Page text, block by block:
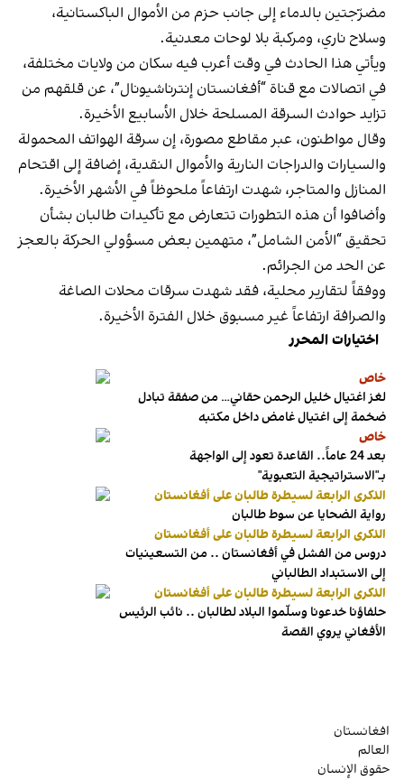
مضرّجتين بالدماء إلى جانب حزم من الأموال الباكستانية،
وسلاح ناري، ومركبة بلا لوحات معدنية.
ويأتي هذا الحادث في وقت أعرب فيه سكان من ولايات مختلفة،
في اتصالات مع قناة “أفغانستان إنترناشيونال”، عن قلقهم من
تزايد حوادث السرقة المسلحة خلال الأسابيع الأخيرة.
وقال مواطنون، عبر مقاطع مصورة، إن سرقة الهواتف المحمولة
والسيارات والدراجات النارية والأموال النقدية، إضافة إلى اقتحام
المنازل والمتاجر، شهدت ارتفاعاً ملحوظاً في الأشهر الأخيرة.
وأضافوا أن هذه التطورات تتعارض مع تأكيدات طالبان بشأن
تحقيق “الأمن الشامل”، متهمين بعض مسؤولي الحركة بالعجز
عن الحد من الجرائم.
ووفقاً لتقارير محلية، فقد شهدت سرقات محلات الصاغة
والصرافة ارتفاعاً غير مسبوق خلال الفترة الأخيرة.
اختيارات المحرر
خاص
لغز اغتيال خليل الرحمن حقاني… من صفقة تبادل
ضخمة إلى اغتيال غامض داخل مكتبه
خاص
بعد 24 عاماً.. القاعدة تعود إلى الواجهة
بـ"الاستراتيجية التعبوية"
الذكرى الرابعة لسيطرة طالبان على أفغانستان
رواية الضحايا عن سوط طالبان
الذكرى الرابعة لسيطرة طالبان على أفغانستان
دروس من الفشل في أفغانستان .. من التسعينيات
إلى الاستبداد الطالباني
الذكرى الرابعة لسيطرة طالبان على أفغانستان
حلفاؤنا خدعونا وسلّموا البلاد لطالبان .. نائب الرئيس
الأفغاني يروي القصة
افغانستان
العالم
حقوق الإنسان